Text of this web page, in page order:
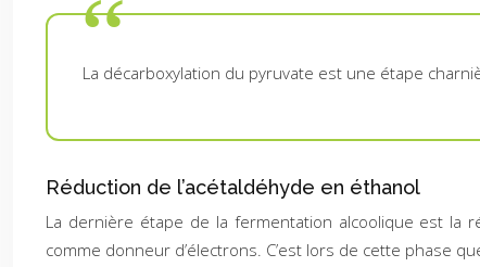
La décarboxylation du pyruvate est une étape
Réduction de l’acétaldéhyde en éthanol
La dernière étape de la fermentation alcoolique est la
comme donneur d’électrons. C’est lors de cette phase